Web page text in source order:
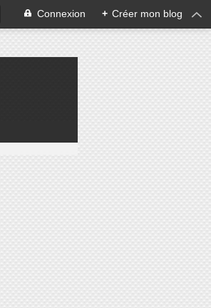
Connexion + Créer mon blog